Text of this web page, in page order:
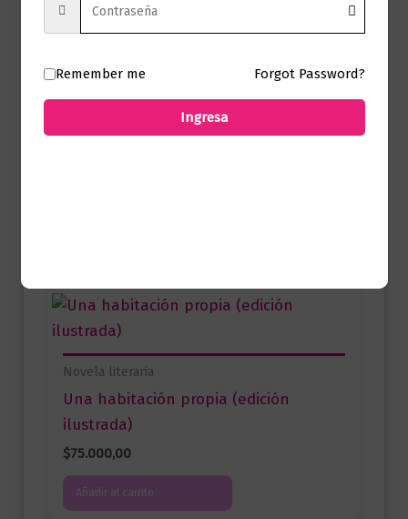
deslumbramiento y el desengaño allí
donde todo debería cobrar sentido: el
frágil equilibrio entre las esperanzas
juveniles y la necesidad de encontrar un
Novela literaria
Una habitación propia (edición
ilustrada)
$75.000,00
Añadir al carrito
Remember me Forgot Password?
Ingresa